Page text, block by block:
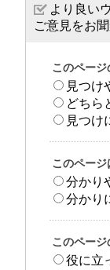
より良い
ご意見をお
このページ
見つけ
どちら
見つけ
このページ
分かり
分かり
このページ
役に立